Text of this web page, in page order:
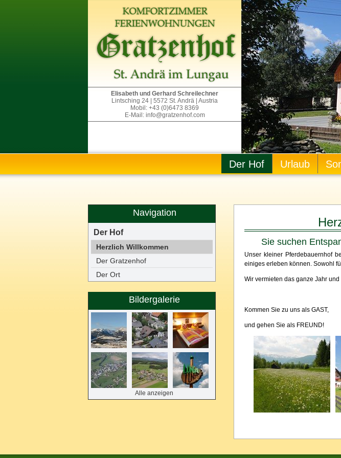
Elisabeth und Gerhard Schreilechner
Lintsching 24 | 5572 St. Andrä | Austria
Mobil: +43 (0)6473 8369
E-Mail: info@gratzenhof.com
Der Hof Urlaub
Sie suchen
Unser kleiner Pferdebauernhof
einiges erleben können. Sowohl
Wir vermieten das ganze Jahr
Kommen Sie zu uns als GAST,
und gehen Sie als FREUND!
Navigation
Der Hof
Herzlich Willkommen
Der Gratzenhof
Der Ort
Bildergalerie
Alle anzeigen